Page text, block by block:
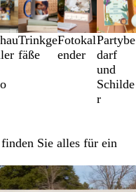
Trinkge
fäße
Fotokal
ender
Partybe
darf
und
Schilde
r
Sie alles für ein